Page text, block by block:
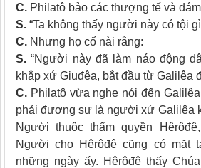
C. Philatô bảo các thượng tế và
S. “Ta không thấy người này có tội
C. Nhưng họ cố nài rằng:
S. “Người này đã làm náo động
khắp xứ Giuđêa, bắt đầu từ Galilêa
C. Philatô vừa nghe nói đến
phải đương sự là người xứ Galilêa
Người thuộc thẩm quyền
Người cho Hêrôđê cũng có mặt
những ngày ấy. Hêrôđê thấy